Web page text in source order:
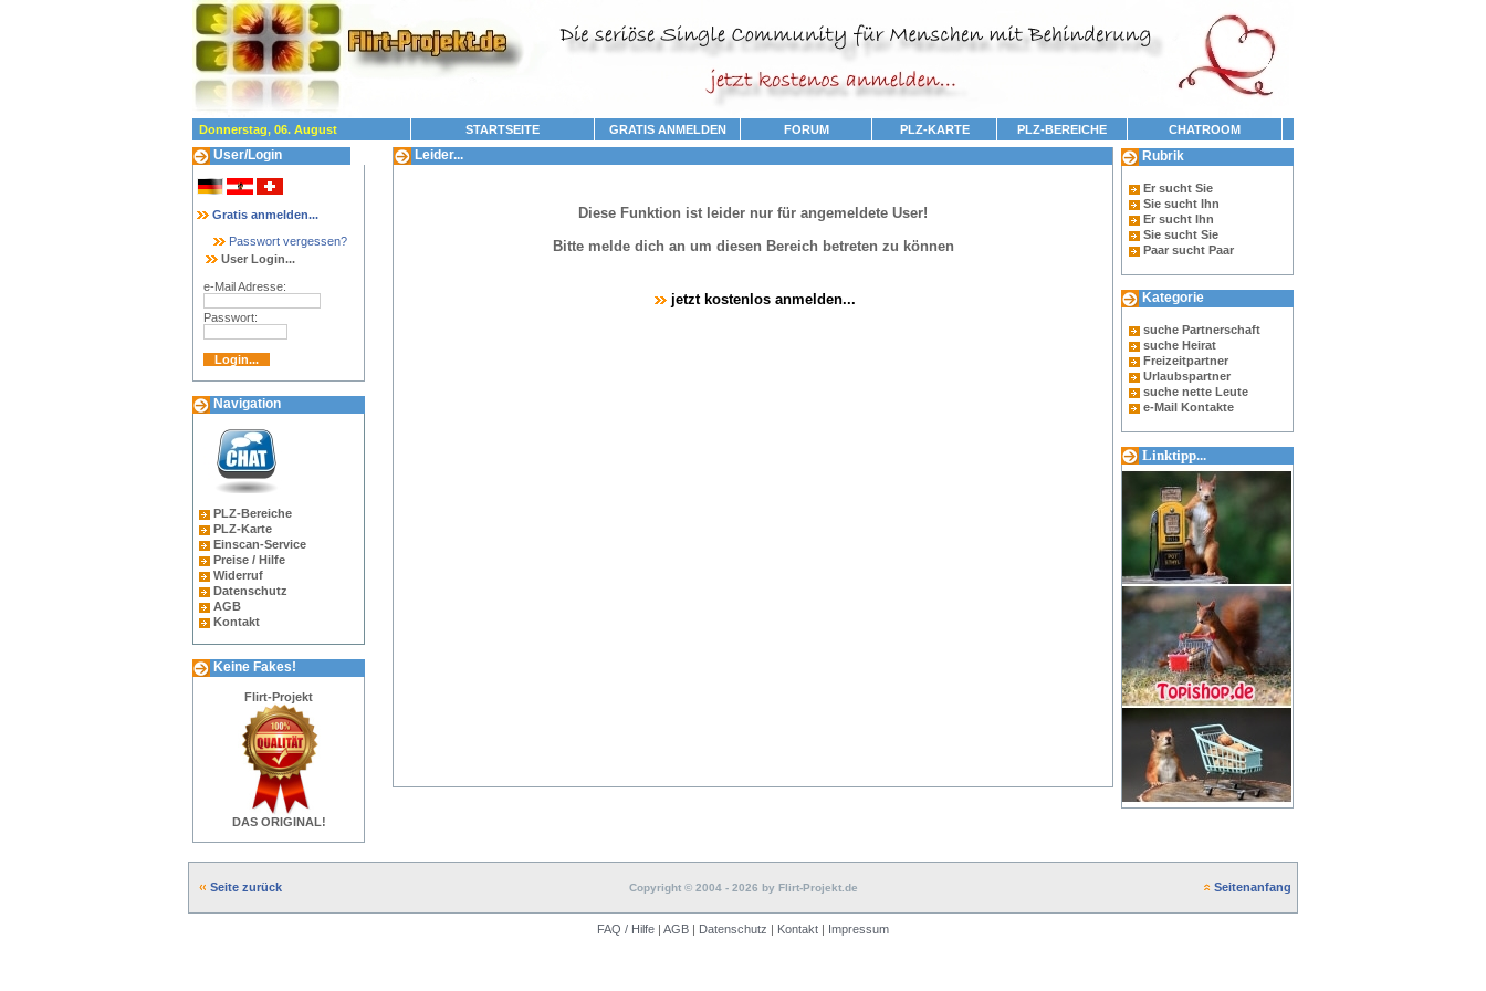
Donnerstag, 06. August STARTSEITE GRATIS ANMELDEN FORUM PLZ-KARTE PLZ-BEREICHE CHATROOM
User/Login
Gratis anmelden...
Passwort vergessen?
User Login...
e-Mail Adresse:
Passwort:
Navigation
PLZ-Bereiche
PLZ-Karte
Einscan-Service
Preise / Hilfe
Widerruf
Datenschutz
AGB
Kontakt
Keine Fakes!
Flirt-Projekt
DAS ORIGINAL!
Leider...
Diese Funktion ist leider nur für angemeldete User!
Bitte melde dich an um diesen Bereich betreten zu können
jetzt kostenlos anmelden...
Rubrik
Er sucht Sie
Sie sucht Ihn
Er sucht Ihn
Sie sucht Sie
Paar sucht Paar
Kategorie
suche Partnerschaft
suche Heirat
Freizeitpartner
Urlaubspartner
suche nette Leute
e-Mail Kontakte
Linktipp...
Seite zurück Copyright © 2004 - 2026 by Flirt-Projekt.de Seitenanfang
FAQ / Hilfe | AGB | Datenschutz | Kontakt | Impressum